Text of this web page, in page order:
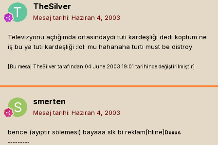
TheSilver
Mesaj tarihi: Haziran 4, 2003
Televizyonu açtığımda ortasındaydı tuti kardeşliği dedi koptum ne
iş bu ya tuti kardeşliği :lol: mu hahahaha turti must be distroy
[Bu mesaj TheSilver tarafından 04 June 2003 19:01 tarihinde değiştirilmiştir]
smerten
Mesaj tarihi: Haziran 4, 2003
bence (ayıptır sölemesi) bayaaa slk bi reklam[hline] Duxus
---------